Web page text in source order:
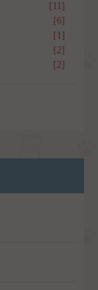
[11]
[6]
[1]
[2]
[2]